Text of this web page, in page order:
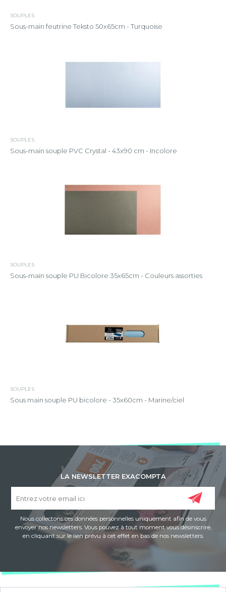
SOUPLES
Sous-main feutrine Teksto 50x65cm - Turquoise
SOUPLES
Sous-main souple PVC Crystal - 43x90 cm - Incolore
SOUPLES
Sous-main souple PU Bicolore 35x65cm - Couleurs assorties
SOUPLES
Sous main souple PU bicolore - 35x60cm - Marine/ciel
LA NEWSLETTER EXACOMPTA
Nous collectons ces données personnelles uniquement afin de vous
envoyer nos newsletters. Vous pouvez à tout moment vous désinscrire,
en cliquant sur le lien prévu à cet effet en bas de nos newsletters.